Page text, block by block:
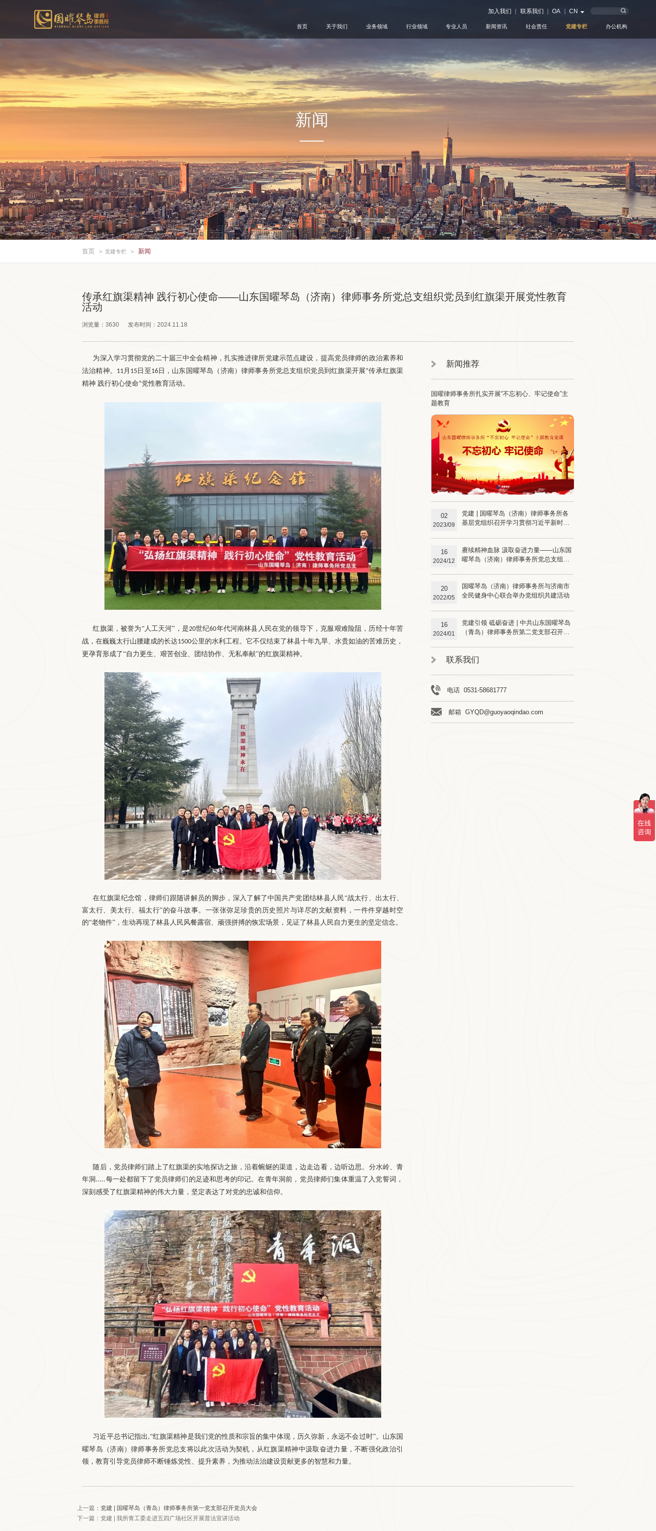
加入我们 联系我们 OA CN
首页 关于我们 业务领域 行业领域 专业人员 新闻资讯 社会责任 党建专栏 办公机构
新闻
首页 > 党建专栏 > 新闻
传承红旗渠精神 践行初心使命——山东国曜琴岛（济南）律师事务所党总支组织党员到红旗渠开展党性教育
活动
浏览量： 3630 发布时间： 2024.11.18
为深入学习贯彻党的二十届三中全会精神，扎实推进律所党建示范点建设，提高党员律师的政治素养和
法治精神。 11 月 15日至16日，山东国曜琴岛（济南）律师事务所党总支组织党员到红旗渠开展“传承红旗渠
精神 践行初心使命”党性教育活动。
红旗渠，被誉为“人工天河”，是20世纪60年代河南林县人民在党的领导下，克服艰难险阻，历经十年苦
战，在巍巍太行山腰建成的长达1500公里的水利工程。它不仅结束了林县十年九旱、水贵如油的苦难历史，
更孕育形成了“自力更生、艰苦创业、团结协作、无私奉献”的红旗渠精神。
在红旗渠纪念馆，律师们跟随讲解员的脚步，深入了解了中国共产党团结林县人民“战太行、出太行、
富太行、美太行、福太行”的奋斗故事。一张张弥足珍贵的历史照片与详尽的文献资料，一件件穿越时空
的“老物件”，生动再现了林县人民风餐露宿、顽强拼搏的恢宏场景，见证了林县人民自力更生的坚定信念。
随后，党员律师们踏上了红旗渠的实地探访之旅，沿着蜿蜒的渠道，边走边看，边听边思。分水岭、青
年洞.....每一处都留下了党员律师们的足迹和思考的印记。在青年洞前，党员律师们集体重温了入党誓词，
深刻感受了红旗渠精神的伟大力量，坚定表达了对党的忠诚和信仰。
习近平总书记指出 ,“红旗渠精神是我们党的性质和宗旨的集中体现，历久弥新，永远不会过时”。山东国
曜琴岛（济南）律师事务所党总支将以此次活动为契机，从红旗渠精神中汲取奋进力量，不断强化政治引
领，教育引导党员律师不断锤炼党性、提升素养，为推动法治建设贡献更多的智慧和力量。
新闻推荐
国曜律师事务所扎实开展“不忘初心、牢记使命”主
题教育
02
2023/09
党建 | 国曜琴岛（济南）律师事务所各
基层党组织召开学习贯彻习近平新时代
16
2024/12
赓续精神血脉 汲取奋进力量——山东国
曜琴岛（济南）律师事务所党总支组织
20
2022/05
国曜琴岛（济南）律师事务所与济南市
全民健身中心联合举办党组织共建活动
16
2024/01
党建引领 砥砺奋进 | 中共山东国曜琴岛
（青岛）律师事务所第二党支部召开专
联系我们
电话 0531-58681777
邮箱 GYQD@guoyaoqindao.com
上一篇：党建 | 国曜琴岛（青岛）律师事务所第一党支部召开党员大会
下一篇：党建 | 我所青工委走进五四广场社区开展普法宣讲活动